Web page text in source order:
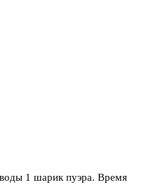
1 шарик пуэра. Время